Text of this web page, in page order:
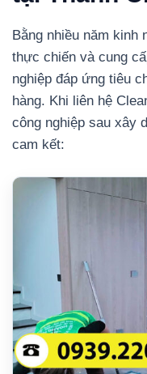
Bằng nhiều năm kinh
thực chiến và cung
nghiệp đáp ứng tiêu
hàng. Khi liên hệ
công nghiệp sau xây
cam kết: